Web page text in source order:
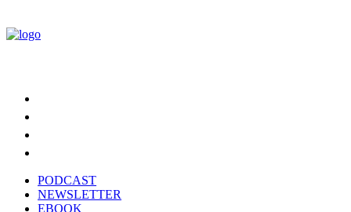
PODCAST
NEWSLETTER
EBOOK